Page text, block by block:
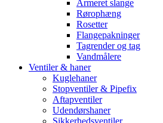
Armeret slange
Rørophæng
Rosetter
Flangepakninger
Tagrender og tag
Vandmålere
Ventiler & haner
Kuglehaner
Stopventiler & Pipefix
Aftapventiler
Udendørshaner
Sikkerhedsventiler